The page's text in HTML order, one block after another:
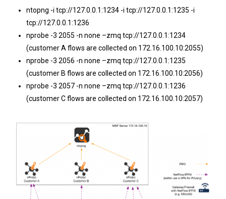
ntopng -i tcp://127.0.0.1:1234 -i tcp://127.0.0.1:1235 -i
tcp://127.0.0.1:1236
nprobe -3 2055 -n none –zmq tcp://127.0.0.1:1234
(customer A flows are collected on 172.16.100.10:2055)
nprobe -3 2056 -n none –zmq tcp://127.0.0.1:1235
(customer B flows are collected on 172.16.100.10:2056)
nprobe -3 2057 -n none –zmq tcp://127.0.0.1:1236
(customer C flows are collected on 172.16.100.10:2057)